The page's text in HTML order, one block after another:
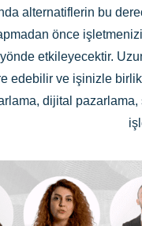
alternatiflerin bu
önce
etkileyecektir.
edebilir ve işinizle
dijital